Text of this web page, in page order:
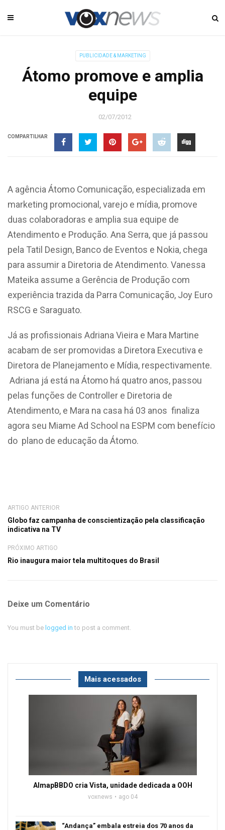
PUBLICIDADE & MARKETING
Átomo promove e amplia
equipe
02/07/2012
COMPARTILHAR
A agência Átomo Comunicação, especializada em
marketing promocional, varejo e mídia, promove
duas colaboradoras e amplia sua equipe de
Atendimento e Produção. Ana Serra, que já passou
pela Tatil Design, Banco de Eventos e Nokia, chega
para assumir a Diretoria de Atendimento. Vanessa
Mateika assume a Gerência de Produção com
experiência trazida da Parra Comunicação, Joy Euro
RSCG e Saraguato.
Já as profissionais Adriana Vieira e Mara Martine
acabam de ser promovidas a Diretora Executiva e
Diretora de Planejamento e Mídia, respectivamente.
Adriana já está na Átomo há quatro anos, passou
pelas funções de Controller e Diretoria de
Atendimento, e Mara na casa há 03 anos finaliza
agora seu Miame Ad School na ESPM com benefício
do plano de educação da Átomo.
ARTIGO ANTERIOR
Globo faz campanha de conscientização pela classificação
indicativa na TV
PRÓXIMO ARTIGO
Rio inaugura maior tela multitoques do Brasil
Deixe um Comentário
You must be logged in to post a comment.
Mais acessados
AlmapBBDO cria Vista, unidade dedicada a OOH
voxnews ago 04
“Andança” embala estreia dos 70 anos da